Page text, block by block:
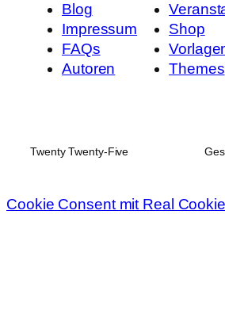
Blog
Impressum
FAQs
Autoren
Shop
Themes
Twenty Twenty-Five
Cookie Consent mit Real